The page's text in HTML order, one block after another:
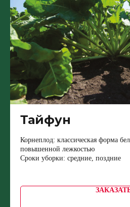
Тайфун
Корнеплод: классическая форма
повышенной лежкостью
Сроки уборки: средние, поздние